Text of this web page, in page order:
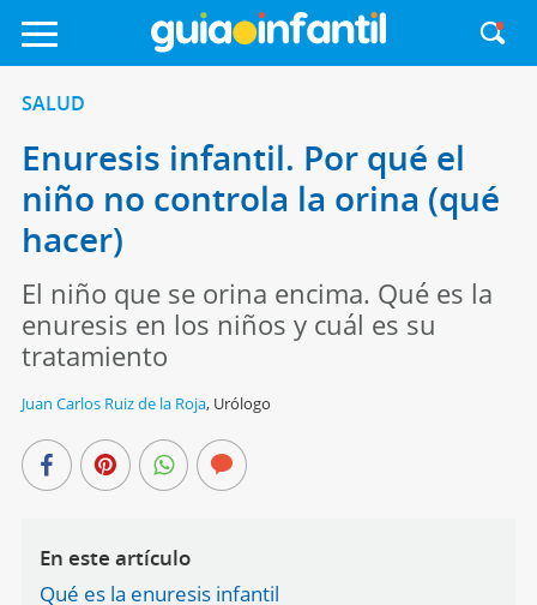
SALUD
Enuresis infantil. Por qué el
niño no controla la orina (qué
hacer)
El niño que se orina encima. Qué es la
enuresis en los niños y cuál es su
tratamiento
Juan Carlos Ruiz de la Roja, Urólogo
En este artículo
Qué es la enuresis infantil